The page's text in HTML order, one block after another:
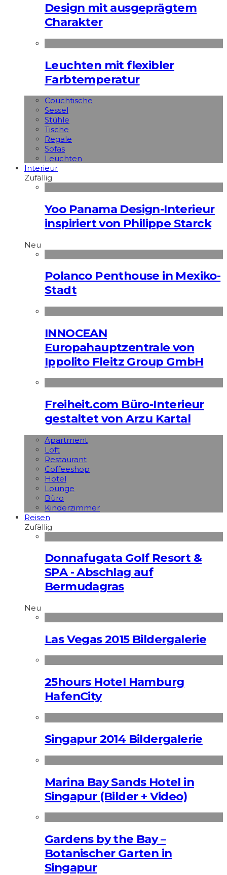
Design mit ausgeprägtem
Charakter
Leuchten mit flexibler
Farbtemperatur
Couchtische
Sessel
Stühle
Tische
Regale
Sofas
Leuchten
Interieur
Zufällig
Yoo Panama Design-Interieur
inspiriert von Philippe Starck
Neu
Polanco Penthouse in Mexiko-
Stadt
INNOCEAN
Europahauptzentrale von
Ippolito Fleitz Group GmbH
Freiheit.com Büro-Interieur
gestaltet von Arzu Kartal
Apart­ment
Loft
Restaurant
Coffeeshop
Hotel
Lounge
Büro
Kinderzimmer
Reisen
Zufällig
Donnafugata Golf Resort &
SPA - Abschlag auf
Bermudagras
Neu
Las Vegas 2015 Bildergalerie
25hours Hotel Hamburg
HafenCity
Singapur 2014 Bildergalerie
Marina Bay Sands Hotel in
Singapur (Bilder + Video)
Gardens by the Bay –
Botanischer Garten in
Singapur